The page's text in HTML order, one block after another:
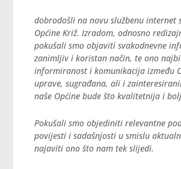
dobrodošli na novu službenu internet
Općine Križ. Izradom, odnosno
pokušali smo objaviti svakodnevne
zanimljiv i koristan način, te ono
informiranost i komunikacija između
uprave, sugrađana, ali i
naše Općine bude što kvalitetnija i
Pokušali smo objediniti relevantne
povijesti i sadašnjosti u smislu
najaviti ono što nam tek slijedi.